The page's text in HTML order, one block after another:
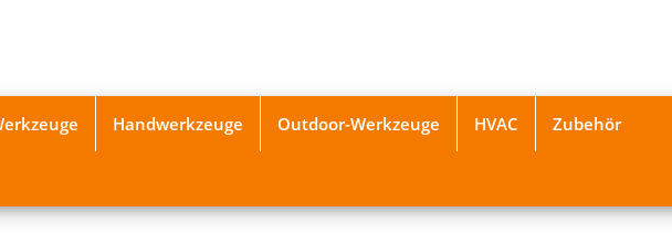
Handwerkzeuge Outdoor-Werkzeuge HVAC Zubehör